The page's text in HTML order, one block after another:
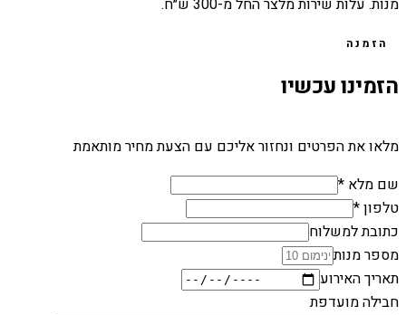
מנות. עלות שירות מלצר החל מ-300 ש״ח.
הזמנה
הזמינו עכשיו
מלאו את הפרטים ונחזור אליכם עם הצעת מחיר מותאמת
שם מלא *
טלפון *
כתובת למשלוח
מספר מנות
תאריך האירוע
חבילה מועדפת